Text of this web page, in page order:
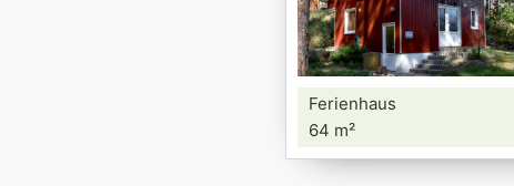
Ferienhaus
64 m²